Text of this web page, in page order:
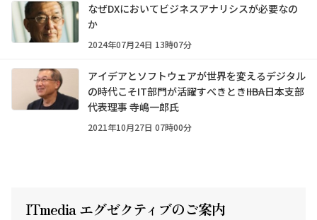
なぜDXにおいてビジネスアナリシスが必要なの
か
2024年07月24日 13時07分
アイデアとソフトウェアが世界を変えるデジタル
の時代こそIT部門が活躍すべきとき――IIBA日本支部
代表理事 寺嶋一郎氏
2021年10月27日 07時00分
ITmedia エグゼクティ ブのご案内